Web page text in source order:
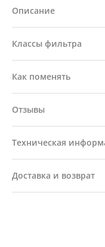
Описание
Классы фильтра
Как поменять
Отзывы
Техническая
Доставка и возврат